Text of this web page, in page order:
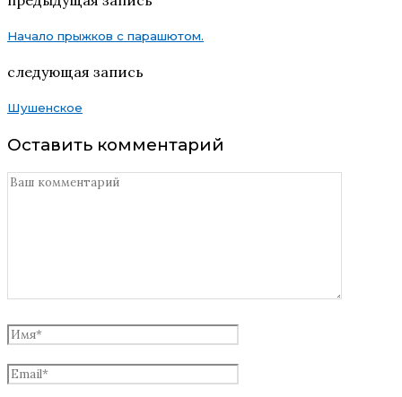
Начало прыжков с парашютом.
следующая запись
Шушенское
Оставить комментарий